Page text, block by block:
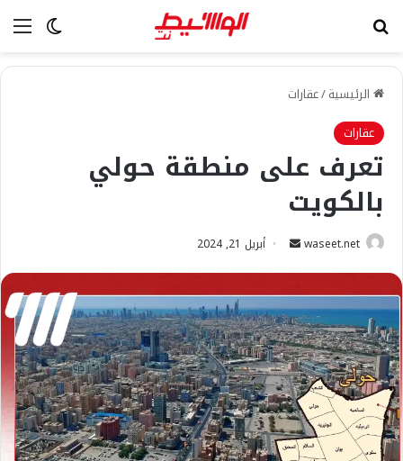
الرئيسية/عقارات
عقارات
تعرف على منطقة حولي
بالكويت
waseet.net
أرسل أبريل 21, 2024